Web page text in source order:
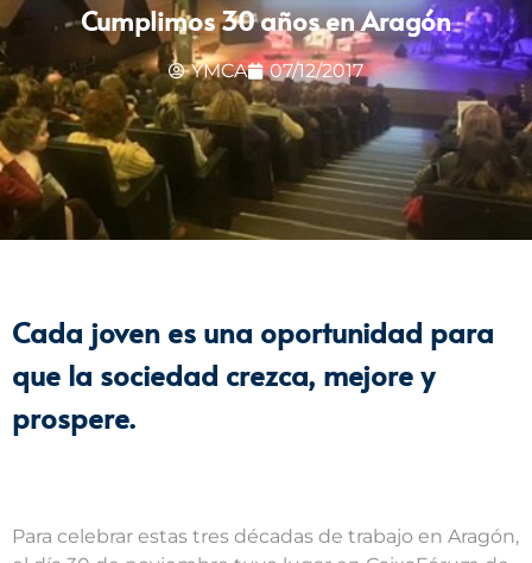
Cumplimos 30 años en Aragón
YMCA 07/12/2017
Cada joven es una oportunidad para
que la sociedad crezca, mejore y
prospere.
Para celebrar estas tres décadas de trabajo en Aragón,